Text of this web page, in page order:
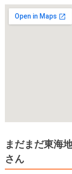
まだまだ東海
さん